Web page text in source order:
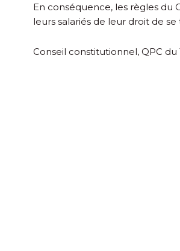
En conséquence, les règles du
leurs salariés de leur droit de
Conseil constitutionnel, QPC du